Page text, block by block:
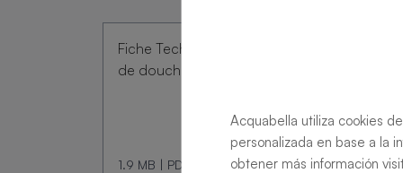
Fiche Technique Receveur
de douche Livo Slate
1.9 MB | PDF
Acquabella utiliza cookies
personalizada en base a la
obtener más información